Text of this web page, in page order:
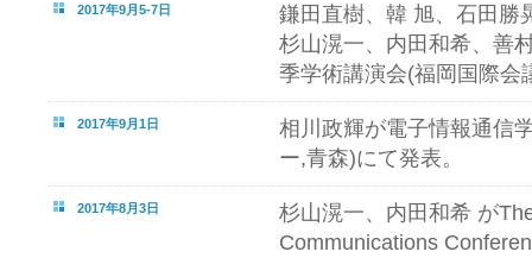
2017年9月5-7日
鎌田直樹、韓 旭、石田勝
杉山滉一、内田和希、善
季学術講演会(福岡国際会
2017年9月1日
相川政輝が電子情報通信
ー,青森)にて発表。
2017年8月3日
杉山滉一、内田和希 が
Communications